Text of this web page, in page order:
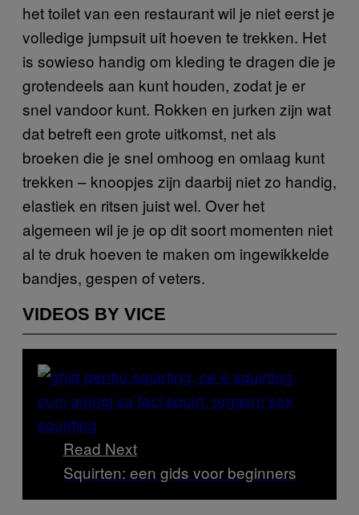
het toilet van een restaurant wil je niet eerst je
volledige jumpsuit uit hoeven te trekken. Het
is sowieso handig om kleding te dragen die je
grotendeels aan kunt houden, zodat je er
snel vandoor kunt. Rokken en jurken zijn wat
dat betreft een grote uitkomst, net als
broeken die je snel omhoog en omlaag kunt
trekken – knoopjes zijn daarbij niet zo handig,
elastiek en ritsen juist wel. Over het
algemeen wil je je op dit soort momenten niet
al te druk hoeven te maken om ingewikkelde
bandjes, gespen of veters.
VIDEOS BY VICE
Read Next
Squirten: een gids voor beginners